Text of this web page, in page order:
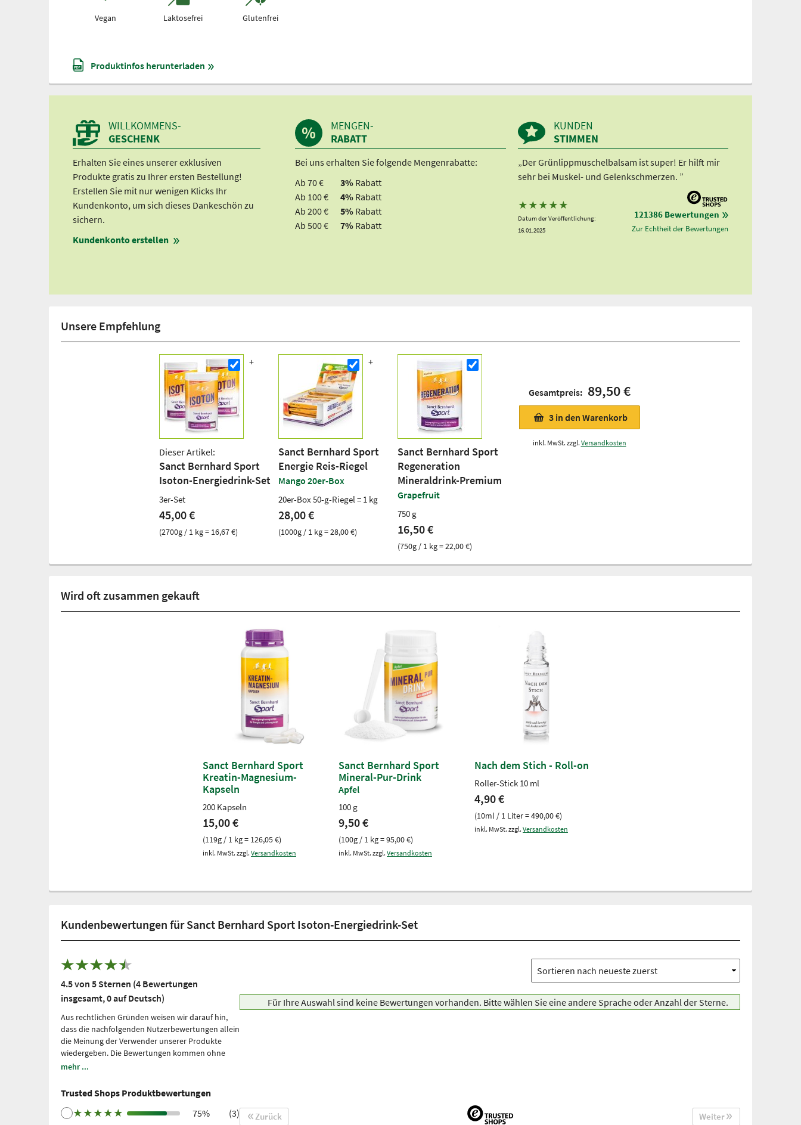
Vegan Laktosefrei Glutenfrei
Produktinfos herunterladen
Unsere Empfehlung
Dieser Artikel:
Sanct Bernhard Sport
Isoton-Energiedrink-Set
3er-Set
45,00 €
(2700g / 1 kg = 16,67 €)
Sanct Bernhard Sport
Energie Reis-Riegel
Mango 20er-Box
20er-Box 50-g-Riegel = 1 kg
28,00 €
(1000g / 1 kg = 28,00 €)
Sanct Bernhard Sport
Regeneration
Mineraldrink-Premium
Grapefruit
750 g
16,50 €
(750g / 1 kg = 22,00 €)
Gesamtpreis: 89,50 €
3 in den Warenkorb
inkl. MwSt. zzgl. Versandkosten
Wird oft zusammen gekauft
Sanct Bernhard Sport
Kreatin-Magnesium-
Kapseln
200 Kapseln
15,00 €
(119g / 1 kg = 126,05 €)
inkl. MwSt. zzgl. Versandkosten
Sanct Bernhard Sport
Mineral-Pur-Drink
Apfel
100 g
9,50 €
(100g / 1 kg = 95,00 €)
inkl. MwSt. zzgl. Versandkosten
Nach dem Stich - Roll-on
Roller-Stick 10 ml
4,90 €
(10ml / 1 Liter = 490,00 €)
inkl. MwSt. zzgl. Versandkosten
Kundenbewertungen für Sanct Bernhard Sport Isoton-Energiedrink-Set
4.5 von 5 Sternen (4 Bewertungen
insgesamt, 0 auf Deutsch)
Aus rechtlichen Gründen weisen wir darauf hin,
dass die nachfolgenden Nutzerbewertungen allein
die Meinung der Verwender unserer Produkte
wiedergeben. Die Bewertungen kommen ohne
unsere Einflussnahme zustande, wir geben sie
sie uns zu eigen zu machen. Bitte beachten Sie: Es
handelt sich um persönliche, individuelle
Erfahrungen, welche nicht durch Studien belegt
mehr ...
Trusted Shops Produktbewertungen
★ ★ ★ ★ ★ 75% (3)
Für Ihre Auswahl sind keine Bewertungen vorhanden. Bitte wählen Sie eine andere Sprache oder Anzahl der Sterne.
Zurück Weiter
WILLKOMMENS-
GESCHENK
Erhalten Sie eines unserer exklusiven
Produkte gratis zu Ihrer ersten Bestellung!
Erstellen Sie mit nur wenigen Klicks Ihr
Kundenkonto, um sich dieses Dankeschön zu
sichern.
Kundenkonto erstellen
MENGEN-
RABATT
Bei uns erhalten Sie folgende Mengenrabatte:
Ab 70 €
3% Rabatt
Ab 100 €
4% Rabatt
Ab 200 €
5% Rabatt
Ab 500 €
7% Rabatt
KUNDEN
STIMMEN
„Der Grünlippmuschelbalsam ist super! Er hilft mir
sehr bei Muskel- und Gelenkschmerzen. ”
★ ★ ★ ★ ★
Datum der Veröffentlichung:
16.01.2025
121386 Bewertungen
Zur Echtheit der Bewertungen